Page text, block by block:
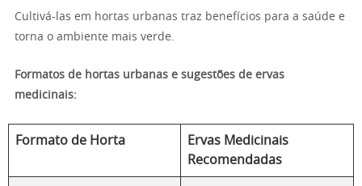
Cultivá-las em hortas urbanas traz benefícios para a saúde e
torna o ambiente mais verde.
Formatos de hortas urbanas e sugestões de ervas
medicinais:
Formato de Horta
Ervas Medicinais
Recomendadas